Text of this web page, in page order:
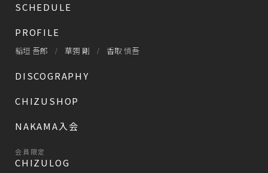
SCHEDULE
PROFILE
稲垣 吾郎 草彅 剛 香取 慎吾
DISCOGRAPHY
CHIZUSHOP
NAKAMA入会
会員限定
CHIZULOG